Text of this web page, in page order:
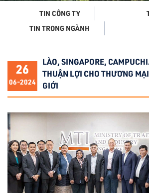
TIN CÔNG TY
TIN TRONG NGÀNH
26
06-2024
LÀO, SINGAPORE,
THUẬN LỢI CHO THƯƠNG
GIỚI